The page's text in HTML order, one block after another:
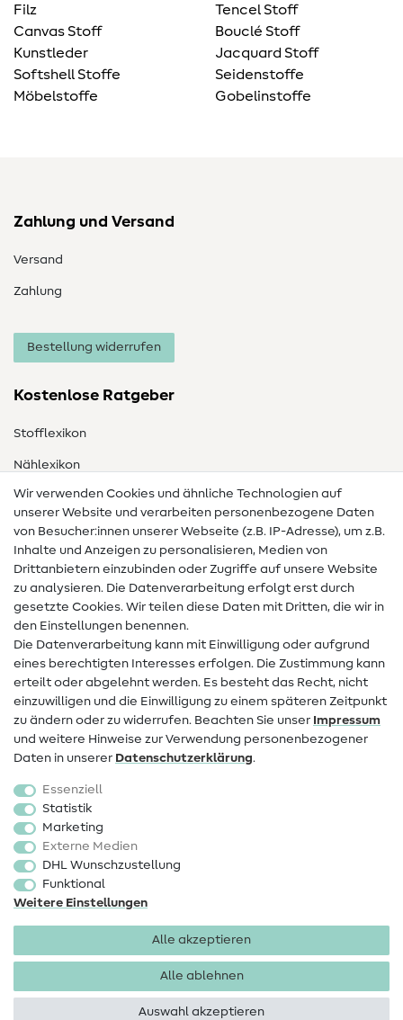
Filz
Canvas Stoff
Kunstleder
Softshell Stoffe
Möbelstoffe
Tencel Stoff
Bouclé Stoff
Jacquard Stoff
Seidenstoffe
Gobelinstoffe
Zahlung und Versand
Versand
Zahlung
Bestellung widerrufen
Kostenlose Ratgeber
Stofflexikon
Nählexikon
Nähanleitungen
Hilfe & Kontakt
Kontakt
Infos zum Betreiberwechsel
FAQ
Widerrufsrecht
Beliebt
Stoffe
Sale
Schnittmuster
Wir verwenden Cookies und ähnliche Technologien auf
unserer Website und verarbeiten personenbezogene Daten
von Besucher:innen unserer Webseite (z.B. IP-Adresse), um z.B.
Inhalte und Anzeigen zu personalisieren, Medien von
Drittanbietern einzubinden oder Zugriffe auf unsere Website
zu analysieren. Die Datenverarbeitung erfolgt erst durch
gesetzte Cookies. Wir teilen diese Daten mit Dritten, die wir in
den Einstellungen benennen.
Die Datenverarbeitung kann mit Einwilligung oder aufgrund
eines berechtigten Interesses erfolgen. Die Zustimmung kann
erteilt oder abgelehnt werden. Es besteht das Recht, nicht
einzuwilligen und die Einwilligung zu einem späteren Zeitpunkt
zu ändern oder zu widerrufen. Beachten Sie unser Impressum
und weitere Hinweise zur Verwendung personenbezogener
Daten in unserer Daten­schutz­erklärung.
Essenziell
Statistik
Marketing
Externe Medien
DHL Wunschzustellung
Funktional
Weitere Einstellungen
Alle akzeptieren
Alle ablehnen
Auswahl akzeptieren
Impressum Datenschutz
AGB
Copyright 2026 SewIY GmbH